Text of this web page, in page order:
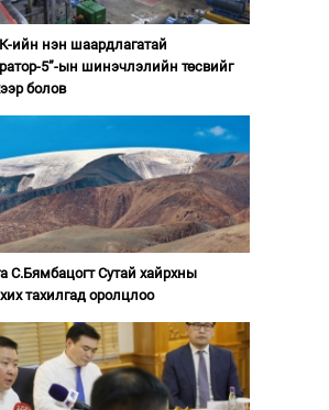
ийн нэн шаардлагатай
5”-ын шинэчлэлийн төсвийг
болов
С.Бямбацогт Сутай хайрхны
тахилгад оролцлоо